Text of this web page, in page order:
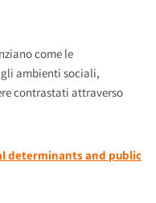
come le
ambienti sociali,
contrastati attraverso
determinants and public